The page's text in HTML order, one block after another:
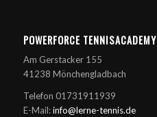
POWERFORCE TENNISACADEMY
Am Gerstacker 155
41238 Mönchengladbach
Telefon 01731911939
E-Mail:info@lerne-tennis.de